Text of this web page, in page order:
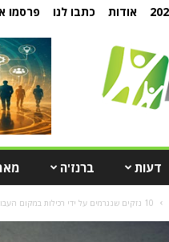
אודות כתבו לנו פרסמו
דעות ברנז'ה
10 נזקים שנגרמים על ידי רכילות במקום העבודה